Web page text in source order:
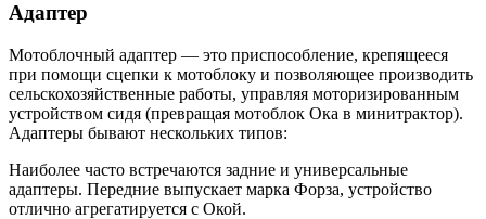
Адаптер
Мотоблочный адаптер — это приспособление, крепящееся
при помощи сцепки к мотоблоку и позволяющее производить
сельскохозяйственные работы, управляя моторизированным
устройством сидя (превращая мотоблок Ока в минитрактор).
Адаптеры бывают нескольких типов:
Наиболее часто встречаются задние и универсальные
адаптеры. Передние выпускает марка Форза, устройство
отлично агрегатируется с Окой.